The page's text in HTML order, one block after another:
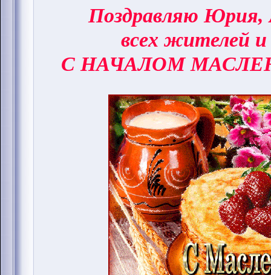
Поздравляю
всех жителей
С НАЧАЛОМ